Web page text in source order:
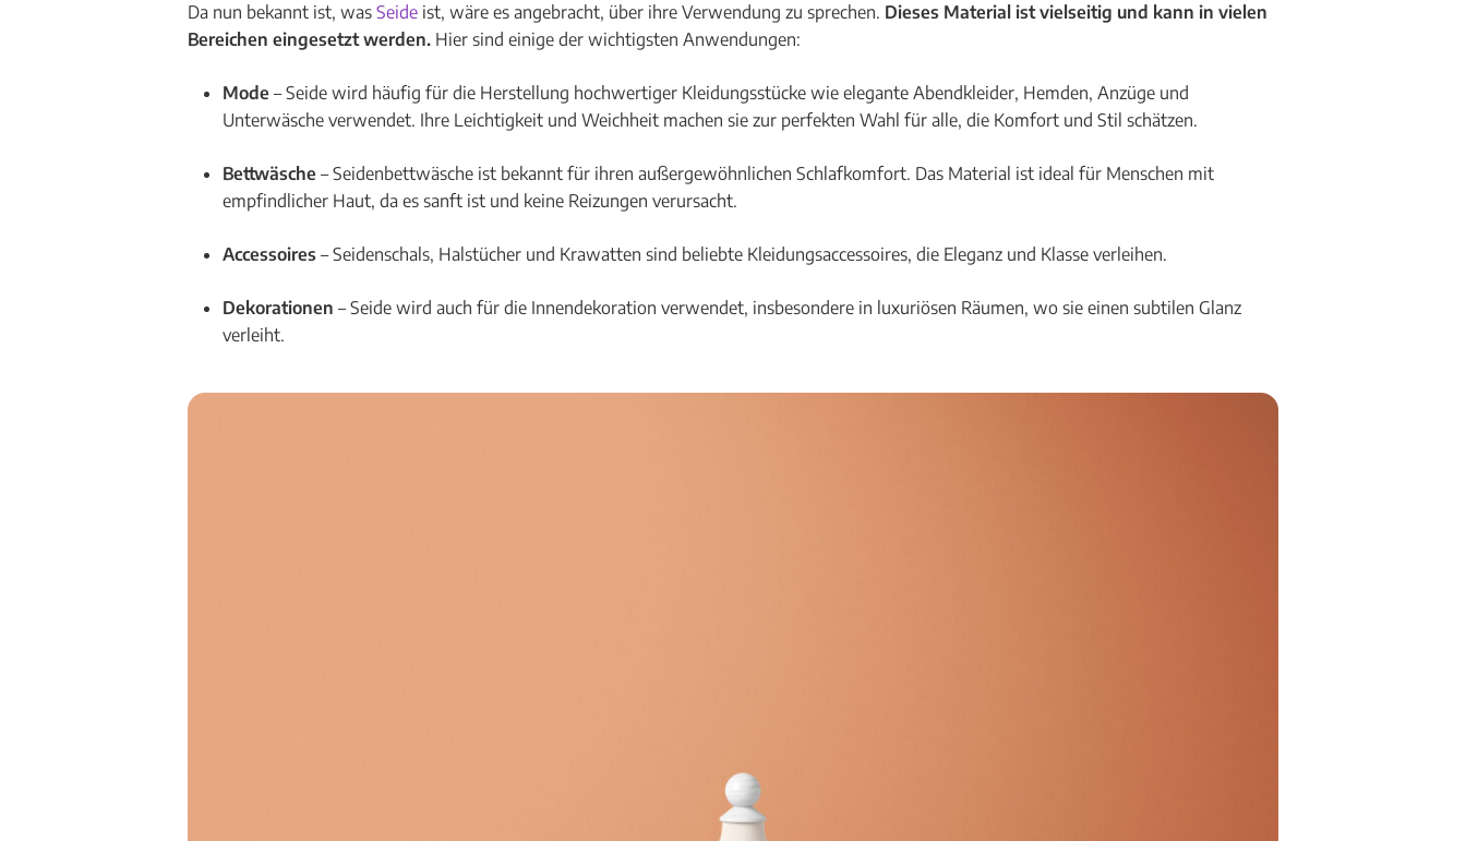
Da nun bekannt ist, was Seide ist, wäre es angebracht, über ihre Verwendung zu sprechen. Dieses Material ist vielseitig und kann in vielen
Bereichen eingesetzt werden. Hier sind einige der wichtigsten Anwendungen:
Mode – Seide wird häufig für die Herstellung hochwertiger Kleidungsstücke wie elegante Abendkleider, Hemden, Anzüge und
Unterwäsche verwendet. Ihre Leichtigkeit und Weichheit machen sie zur perfekten Wahl für alle, die Komfort und Stil schätzen.
Bettwäsche – Seidenbettwäsche ist bekannt für ihren außergewöhnlichen Schlafkomfort. Das Material ist ideal für Menschen mit
empfindlicher Haut, da es sanft ist und keine Reizungen verursacht.
Accessoires – Seidenschals, Halstücher und Krawatten sind beliebte Kleidungsaccessoires, die Eleganz und Klasse verleihen.
Dekorationen – Seide wird auch für die Innendekoration verwendet, insbesondere in luxuriösen Räumen, wo sie einen subtilen Glanz
verleiht.